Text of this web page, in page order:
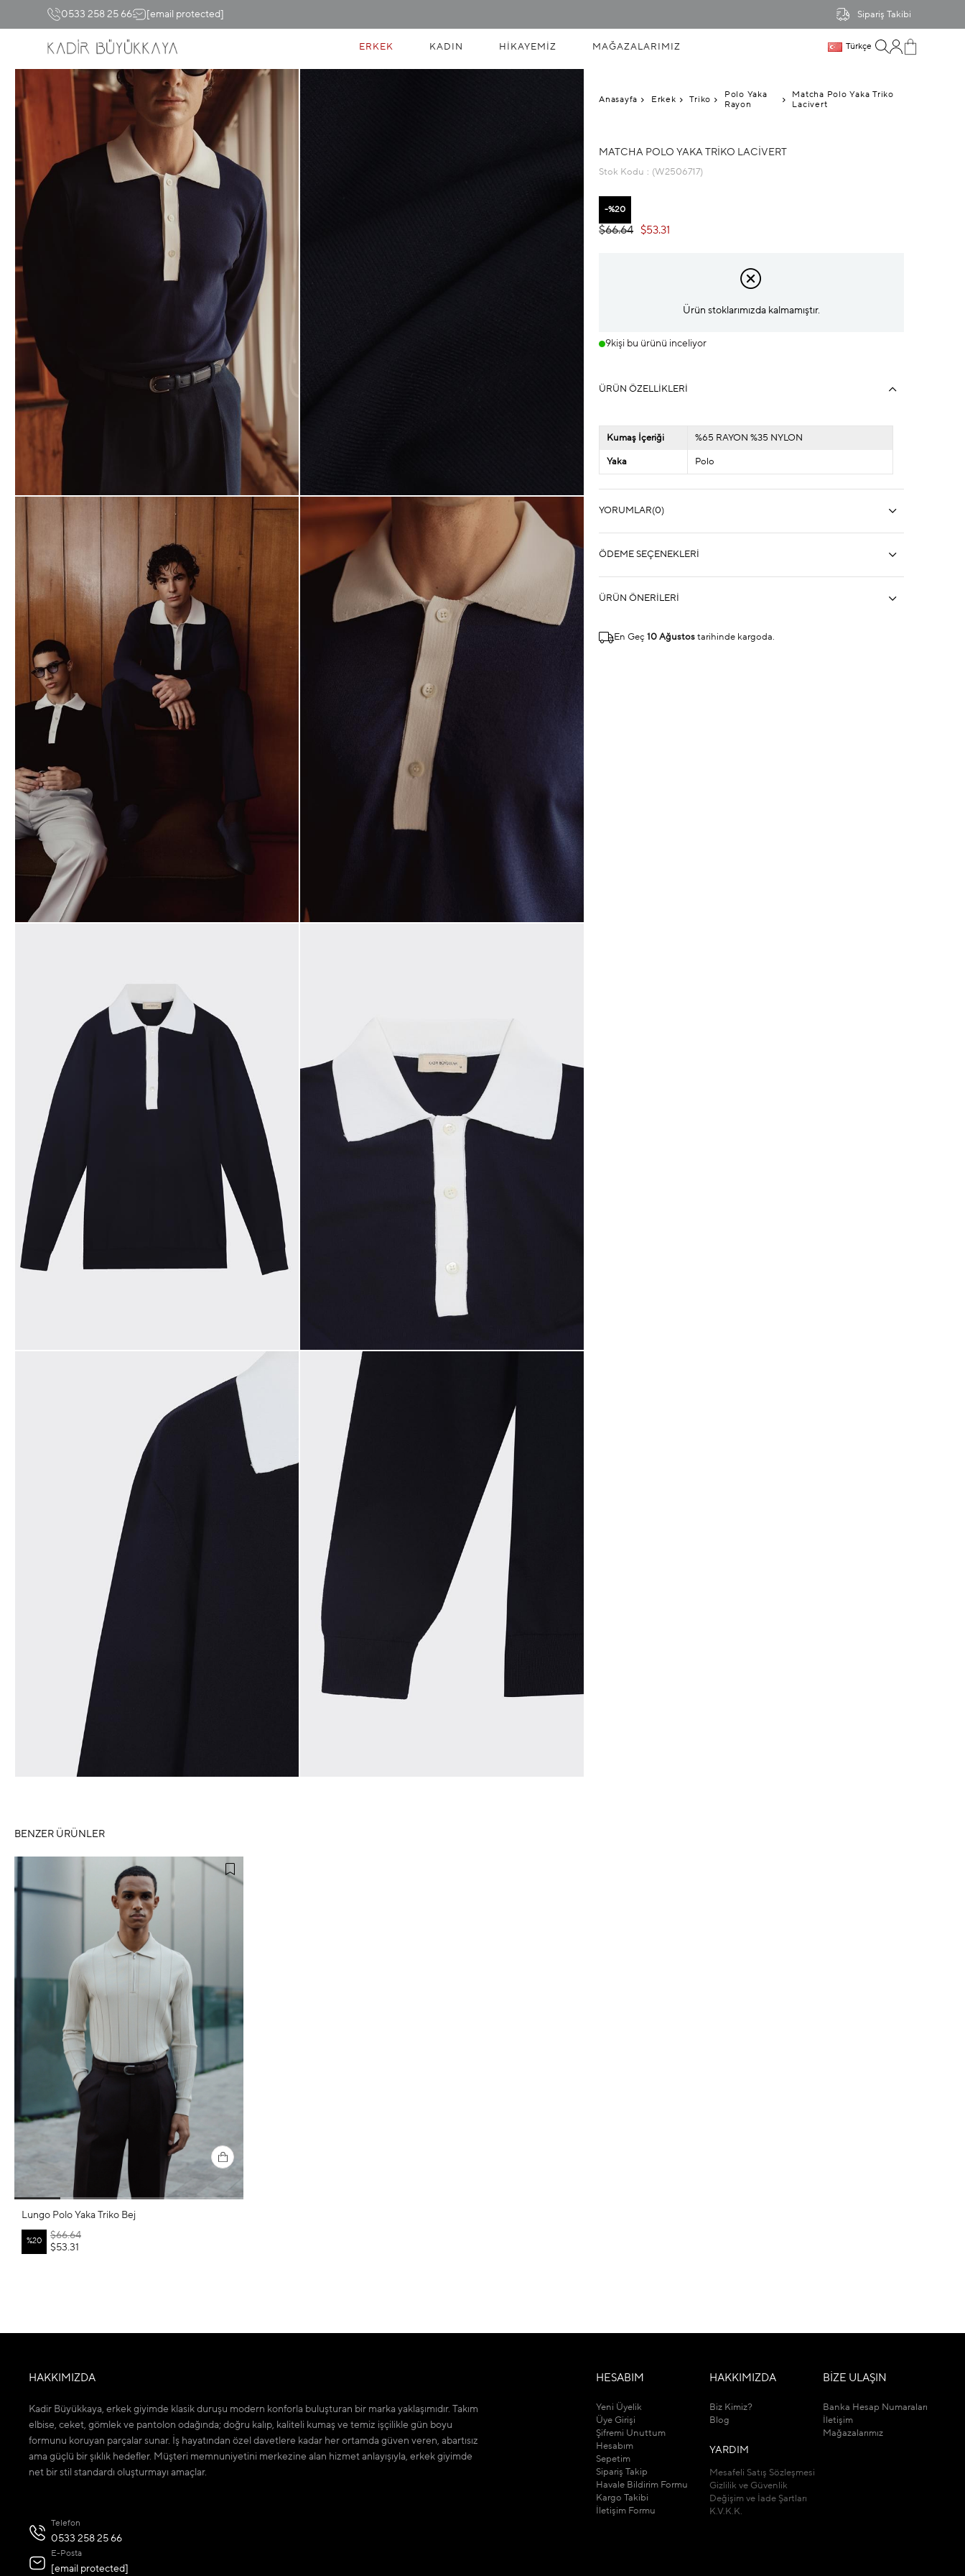
0533 258 25 66 [email protected] Sipariş Takibi
ERKEK KADIN HIKAYEMIZ MAĞAZALARIMIZ Türkçe
Anasayfa Erkek Triko
Polo Yaka
Rayon
Matcha Polo Yaka Triko
Lacivert
MATCHA POLO YAKA TRIKO LACIVERT
Stok Kodu (W2506717)
20
$66.64 $53.31
Ürün stoklarımızda kalmamıştır.
9kişi bu ürünü inceliyor
ÜRÜN ÖZELLIKLERI
Kumaş İçeriği %65 RAYON %35 NYLON
Yaka Polo
YORUMLAR(0)
ÖDEME SEÇENEKLERI
ÜRÜN ÖNERILERI
En Geç10 Ağustos tarihinde kargoda.
BENZER ÜRÜNLER
Lungo Polo Yaka Triko Bej
%20
$53.31
$66.64
HAKKIMIZDA
Kadir Büyükkaya, erkek giyimde klasik duruşu modern konforla buluşturan bir marka yaklaşımıdır. Takım
elbise, ceket, gömlek ve pantolon odağında; doğru kalıp, kaliteli kumaş ve temiz işçilikle gün boyu
formunu koruyan parçalar sunar. İş hayatından özel davetlere kadar her ortamda güven veren, abartısız
ama güçlü bir şıklık hedefler. Müşteri memnuniyetini merkezine alan hizmet anlayışıyla, erkek giyimde
net bir stil standardı oluşturmayı amaçlar.
Telefon
0533 258 25 66
E-Posta
[email protected]
HESABIM
Yeni Üyelik
Üye Girişi
Şifremi Unuttum
Hesabım
Sepetim
Sipariş Takip
Havale Bildirim Formu
Kargo Takibi
İletişim Formu
HAKKIMIZDA
Biz Kimiz?
Blog
YARDIM
Mesafeli Satış Sözleşmesi
Gizlilik ve Güvenlik
Değişim ve İade Şartları
K.V.K.K.
BİZE ULAŞIN
Banka Hesap Numaraları
İletişim
Mağazalarımız